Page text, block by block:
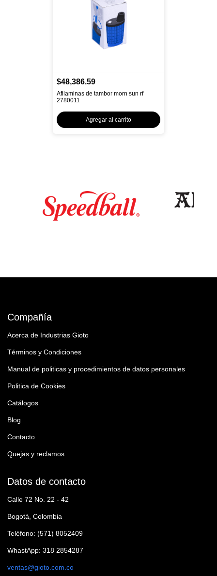
$48,386.59
Afilaminas de tambor morn sun rf
2780011
Agregar al carrito
Compañía
Acerca de Industrias Gioto
Términos y Condiciones
Manual de politicas y procedimientos de datos personales
Politica de Cookies
Catálogos
Blog
Contacto
Quejas y reclamos
Datos de contacto
Calle 72 No. 22 - 42
Bogotá, Colombia
Teléfono: (571) 8052409
WhastApp: 318 2854287
ventas@gioto.com.co